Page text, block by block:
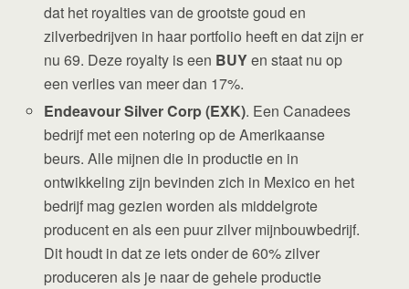
dat het royalties van de grootste goud en
zilverbedrijven in haar portfolio heeft en dat zijn er
nu 69. Deze royalty is een BUYen staat nu op
een verlies van meer dan 17%.
Endeavour Silver Corp (EXK). Een Canadees
bedrijf met een notering op de Amerikaanse
beurs. Alle mijnen die in productie en in
ontwikkeling zijn bevinden zich in Mexico en het
bedrijf mag gezien worden als middelgrote
producent en als een puur zilver mijnbouwbedrijf.
Dit houdt in dat ze iets onder de 60% zilver
produceren als je naar de gehele productie